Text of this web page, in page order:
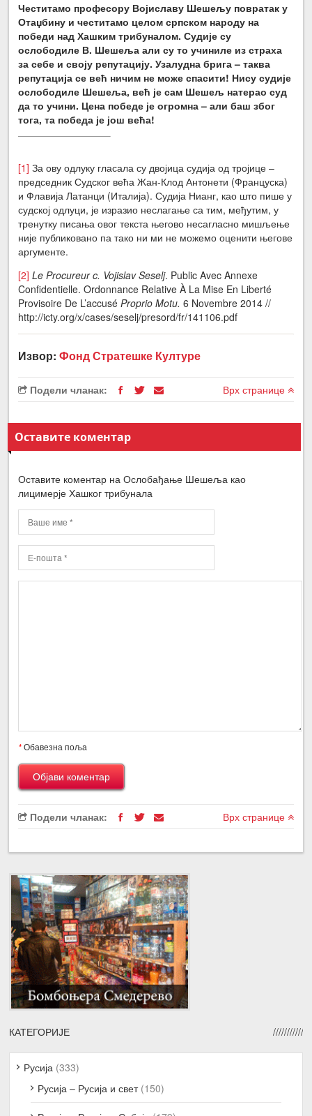
Честитамо професору Војиславу Шешељу повратак у
Отаџбину и честитамо целом српском народу на
победи над Хашким трибуналом. Судије су
ослободиле В. Шешеља али су то учиниле из страха
за себе и своју репутацију. Узалудна брига – таква
репутација се већ ничим не може спасити! Нису судије
ослободиле Шешеља, већ је сам Шешељ натерао суд
да то учини. Цена победе је огромна – али баш због
тога, та победа је још већа!
[1] За ову одлуку гласала су двојица судија од тројице –
председник Судског већа Жан-Клод Антонети (Француска)
и Флавија Латанци (Италија). Судија Нианг, као што пише у
судској одлуци, је изразио неслагање са тим, међутим, у
тренутку писања овог текста његово несагласно мишљење
није публиковано па тако ни ми не можемо оценити његове
аргументе.
[2] Le Procureur c. Vojislav Seselj. Public Avec Annexe
Confidentielle. Ordonnance Relative À La Mise En Liberté
Provisoire De L’accuséProprio Motu. 6 Novembre 2014 //
http://icty.org/x/cases/seselj/presord/fr/141106.pdf
Извор:Фонд Стратешке Културе
Подели чланак: Врх странице
Оставите коментар
Оставите коментар на Ослобађање Шешеља као
лицимерје Хашког трибунала
*Обавезна поља
Подели чланак: Врх странице
КАТЕГОРИЈЕ
Русија (333)
Русија – Русија и свет(150)